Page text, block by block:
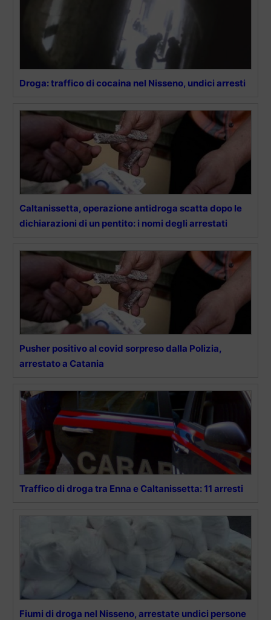
Droga: traffico di cocaina nel Nisseno, undici arresti
Caltanissetta, operazione antidroga scatta dopo le
dichiarazioni di un pentito: i nomi degli arrestati
Pusher positivo al covid sorpreso dalla Polizia,
arrestato a Catania
Traffico di droga tra Enna e Caltanissetta: 11 arresti
Fiumi di droga nel Nisseno, arrestate undici persone